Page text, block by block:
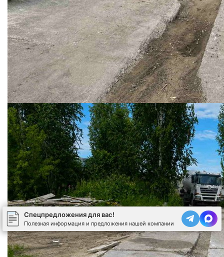
Спецпредложения для вас!
Полезная информация и предложения нашей компании